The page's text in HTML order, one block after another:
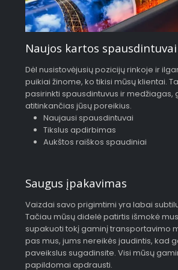
Naujos kartos spausdintuvai
Dėl nusistovėjusių pozicijų rinkoje ir
puikiai žinome, ko tikisi mūsų klientai.
pasirinkti spausdintuvus ir medžiagas,
atitinkančias jūsų poreikius.
Naujausi spausdintuvai
Tikslus apdirbimas
Aukštos raiškos spaudiniai
Saugus įpakavimas
Vaizdai savo prigimtimi yra labai
Tačiau mūsų didelė patirtis išmokė
supakuoti tokį gaminį transportavimo
pas mus, jums nereikės jaudintis, kad
paveikslus sugadinsite. Visi mūsų
papildomai apdrausti.